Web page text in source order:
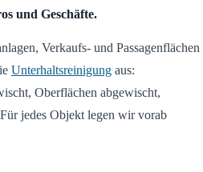
und Geschäfte.
Verkaufs- und Passagenflächen
Unterhaltsreinigung aus:
Oberflächen abgewischt,
jedes Objekt legen wir vorab